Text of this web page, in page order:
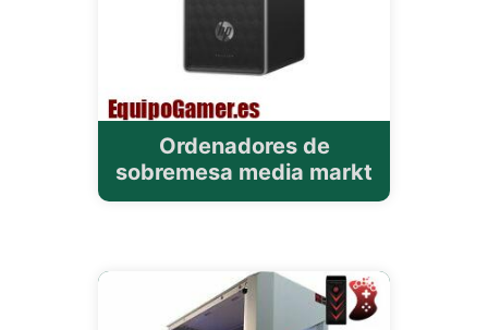
Ordenadores de
sobremesa media markt